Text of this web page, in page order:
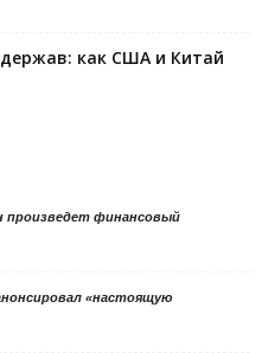
как США и Китай
произведет финансовый
«настоящую